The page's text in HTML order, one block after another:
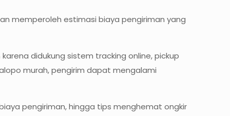
memperoleh estimasi biaya pengiriman yang
didukung sistem tracking online, pickup
murah, pengirim dapat mengalami
pengiriman, hingga tips menghemat ongkir